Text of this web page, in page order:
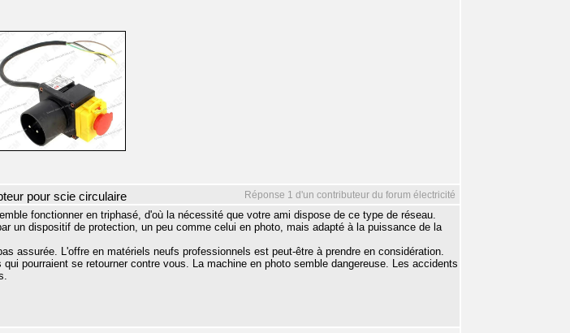
Réponse 1 d'un contributeur du forum électricité
pour scie circulaire
fonctionner en triphasé, d'où la nécessité que votre ami dispose de ce type de réseau.
un dispositif de protection, un peu comme celui en photo, mais adapté à la puissance de la
assurée. L'offre en matériels neufs professionnels est peut-être à prendre en considération.
pourraient se retourner contre vous. La machine en photo semble dangereuse. Les accidents